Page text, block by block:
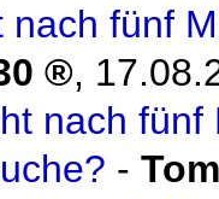
nach fünf
,
nach
-